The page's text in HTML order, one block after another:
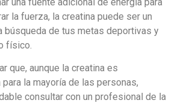
la fuerza, la creatina puede ser un
búsqueda de tus metas deportivas y
físico.
que, aunque la creatina es
la mayoría de las personas,
consultar con un profesional de la